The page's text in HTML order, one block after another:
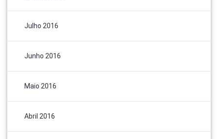
Julho 2016
Junho 2016
Maio 2016
Abril 2016